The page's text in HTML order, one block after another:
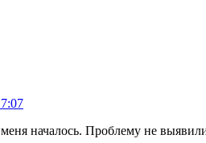
началось. Проблему не